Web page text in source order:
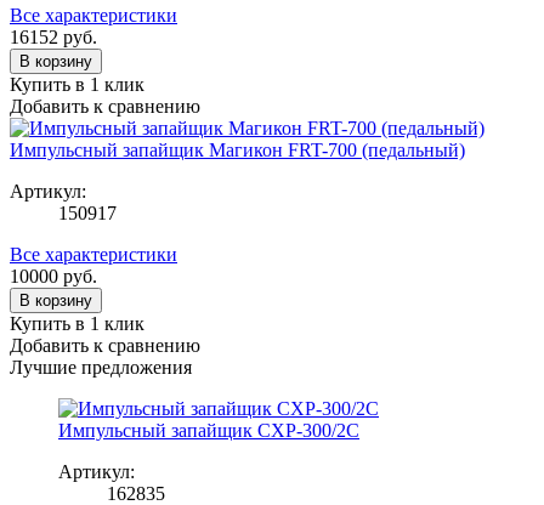
Все характеристики
16152 руб.
В корзину
Купить в 1 клик
Добавить к сравнению
Импульсный запайщик Магикон FRT-700 (педальный)
Артикул:
150917
Все характеристики
10000 руб.
В корзину
Купить в 1 клик
Добавить к сравнению
Лучшие предложения
Импульсный запайщик CXP-300/2C
Артикул:
162835